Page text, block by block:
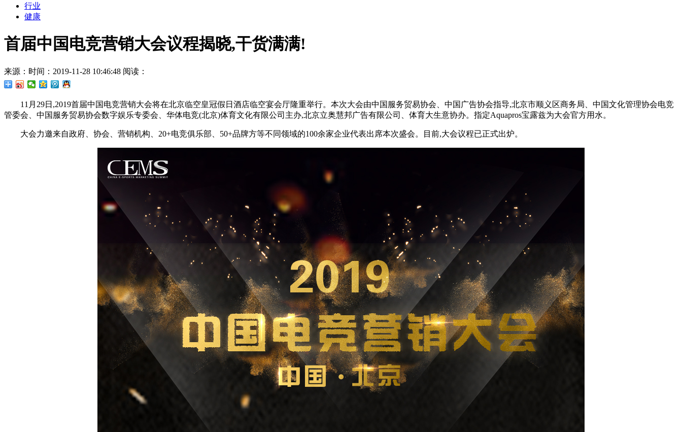
行业
健康
首届中国电竞营销大会议程揭晓,干货满满!
来源： 时间：2019-11-28 10:46:48 阅读：
11月29日,2019首届中国电竞营销大会将在北京临空皇冠假日酒店临空宴会厅隆重举行。本次大会由中国服务贸易协会、中国广告协会指导,北京市顺义区商务局、中国文化管理协会电竞
管委会、中国服务贸易协会数字娱乐专委会、华体电竞(北京)体育文化有限公司主办,北京立奥慧邦广告有限公司、体育大生意协办。指定Aquapros宝露兹为大会官方用水。
大会力邀来自政府、协会、营销机构、20+电竞俱乐部、50+品牌方等不同领域的100余家企业代表出席本次盛会。目前,大会议程已正式出炉。